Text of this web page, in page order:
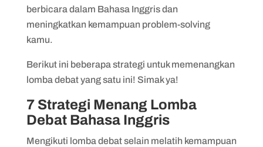
berbicara dalam Bahasa Inggris dan
meningkatkan kemampuan problem-solving
kamu.
Berikut ini beberapa strategi untuk memenangkan
lomba debat yang satu ini! Simak ya!
7 Strategi Menang Lomba
Debat Bahasa Inggris
Mengikuti lomba debat selain melatih kemampuan